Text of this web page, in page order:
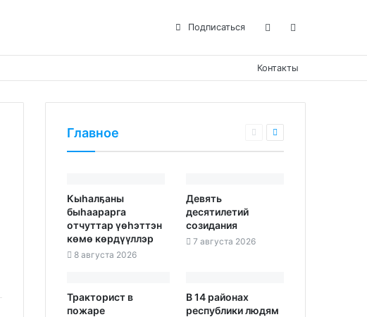
Подписаться
Контакты
Главное
Кыһалҕаны
быһаарарга
отчуттар үөһэттэн
көмө көрдүүллэр
8 августа 2026
Девять
десятилетий
созидания
7 августа 2026
Тракторист в
пожаре
В 14 районах
республики людям